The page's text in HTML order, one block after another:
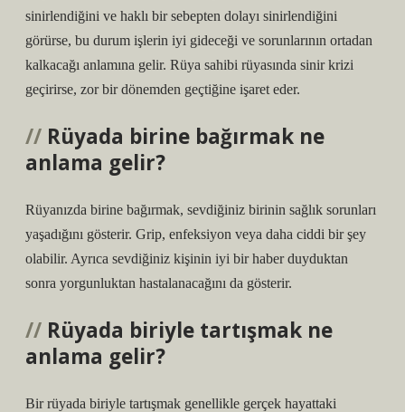
sinirlendiğini ve haklı bir sebepten dolayı sinirlendiğini
görürse, bu durum işlerin iyi gideceği ve sorunlarının ortadan
kalkacağı anlamına gelir. Rüya sahibi rüyasında sinir krizi
geçirirse, zor bir dönemden geçtiğine işaret eder.
Rüyada birine bağırmak ne
anlama gelir?
Rüyanızda birine bağırmak, sevdiğiniz birinin sağlık sorunları
yaşadığını gösterir. Grip, enfeksiyon veya daha ciddi bir şey
olabilir. Ayrıca sevdiğiniz kişinin iyi bir haber duyduktan
sonra yorgunluktan hastalanacağını da gösterir.
Rüyada biriyle tartışmak ne
anlama gelir?
Bir rüyada biriyle tartışmak genellikle gerçek hayattaki